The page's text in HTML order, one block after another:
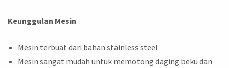
Keunggulan Mesin
Mesin terbuat dari bahan stainless steel
Mesin sangat mudah untuk memotong daging beku dan